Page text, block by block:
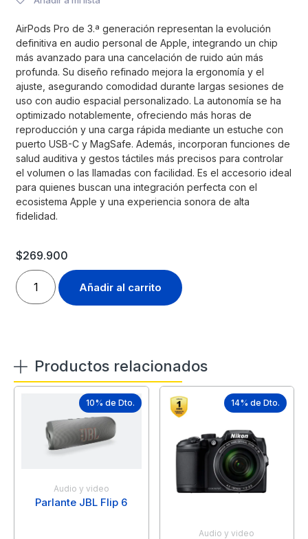
AirPods Pro de 3.ª generación representan la evolución
definitiva en audio personal de Apple, integrando un chip
más avanzado para una cancelación de ruido aún más
profunda. Su diseño refinado mejora la ergonomía y el
ajuste, asegurando comodidad durante largas sesiones de
uso con audio espacial personalizado. La autonomía se ha
optimizado notablemente, ofreciendo más horas de
reproducción y una carga rápida mediante un estuche con
puerto USB-C y MagSafe. Además, incorporan funciones de
salud auditiva y gestos táctiles más precisos para controlar
el volumen o las llamadas con facilidad. Es el accesorio ideal
para quienes buscan una integración perfecta con el
ecosistema Apple y una experiencia sonora de alta
fidelidad.
$269.900
Añadir al carrito
Productos relacionados
10% de Dto.
Audio y video
Parlante JBL Flip 6
14% de Dto.
Audio y video